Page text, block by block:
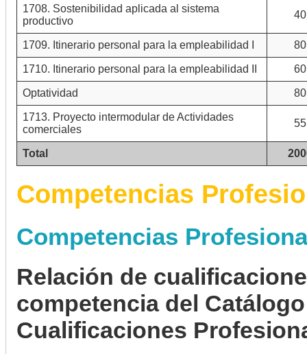
1708. Sostenibilidad aplicada al sistema
productivo
40
1709. Itinerario personal para la empleabilidad I 80
1710. Itinerario personal para la empleabilidad II 60
Optatividad 80
1713. Proyecto intermodular de Actividades
comerciales
55
Total
Competencias
Competencias
Relación de
competencia del
Cualificaciones